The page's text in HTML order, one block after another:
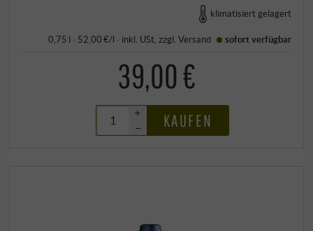
klimatisiert gelagert
0,75 l · 52,00 €/l · inkl. USt , zzgl.Versand sofort verfügbar
39,00 €
+
–
KAUFEN